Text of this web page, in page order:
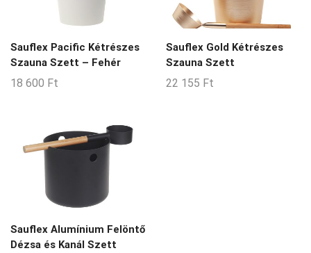
Sauflex Pacific Kétrészes
Szauna Szett – Fehér
18 600 Ft
Sauflex Gold Kétrészes
Szauna Szett
22 155 Ft
Sauflex Alumínium Felöntő
Dézsa és Kanál Szett